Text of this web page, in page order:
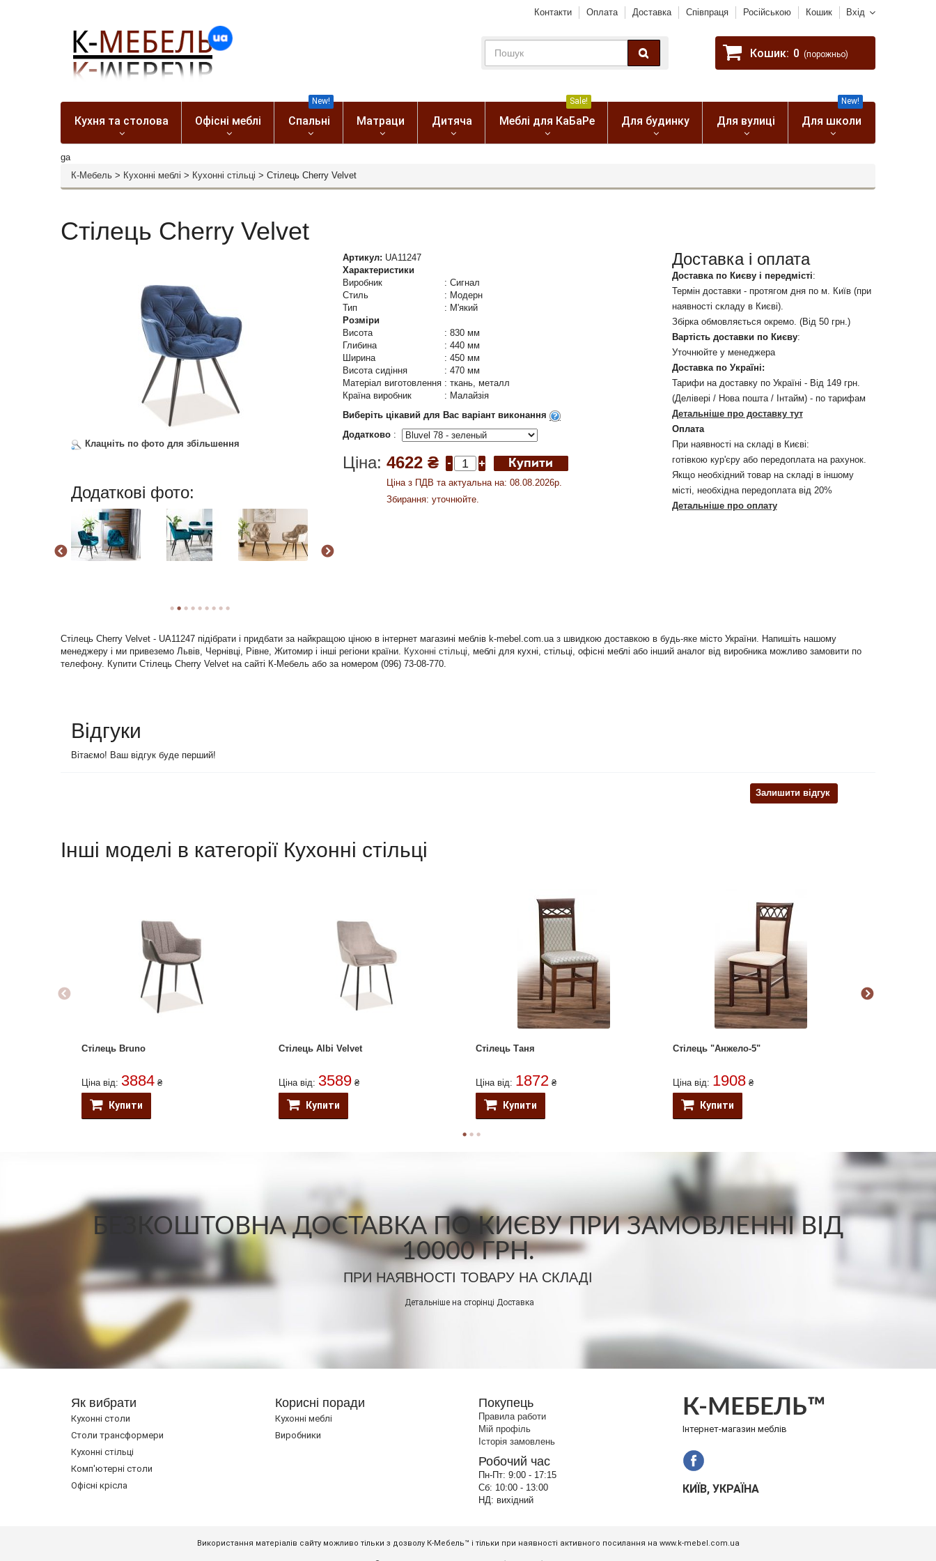
Вхід
Контакти Оплата Доставка Співпраця Російською Кошик
Кошик: 0 (порожньо)
Кухня та столова Офісні меблі Спальні
New!
Матраци Дитяча Меблі для КаБаРе
Sale!
Для будинку Для вулиці Для школи
New!
ga
К-Мебель > Кухонні меблі > Кухонні стільці > Стілець Cherry Velvet
Стілець Cherry Velvet
Клацніть по фото для збільшення
Додаткові фото:
Артикул: UA11247
Характеристики
Виробник
: Сигнал
Стиль
: Модерн
Тип
: М'який
Розміри
Висота
: 830 мм
Глибина
: 440 мм
Ширина
: 450 мм
Висота сидіння
: 470 мм
Матеріал виготовлення : ткань, металл
Країна виробник
: Малайзія
Виберіть цікавий для Вас варіант виконання
Додатково :
Ціна: 4622 ₴
Ціна з ПДВ та актуальна на: 08.08.2026р.
Збирання: уточнюйте.
Доставка і оплата
Доставка по Києву і передмісті:
Термін доставки - протягом дня по м. Київ (при
наявності складу в Києві).
Збірка обмовляється окремо. (Від 50 грн.)
Вартість доставки по Києву:
Уточнюйте у менеджера
Доставка по Україні:
Тарифи на доставку по Україні - Від 149 грн.
(Делівері / Нова пошта / Інтайм) - по тарифам
Детальніше про доставку тут
Оплата
При наявності на складі в Києві:
готівкою кур'єру або передоплата на рахунок.
Якщо необхідний товар на складі в іншому
місті, необхідна передоплата від 20%
Детальніше про оплату
Стілець Cherry Velvet - UA11247 підібрати і придбати за найкращою ціною в інтернет магазині меблів k-mebel.com.ua з швидкою доставкою в будь-яке місто України. Напишіть нашому
менеджеру і ми привеземо Львів, Чернівці, Рівне, Житомир і інші регіони країни. Кухонні стільці, меблі для кухні, стільці, офісні меблі або інший аналог від виробника можливо замовити по
телефону. Купити Стілець Cherry Velvet на сайті К-Мебель або за номером (096) 73-08-770.
Відгуки
Вітаємо! Ваш відгук буде перший!
Залишити відгук
Інші моделі в категорії Кухонні стільці
Стілець Bruno
Ціна від: 3884 ₴
Купити
Стілець Albi Velvet
Ціна від: 3589 ₴
Купити
Стілець Таня
Ціна від: 1872 ₴
Купити
Стілець "Анжело-5"
Ціна від: 1908 ₴
Купити
БЕЗКОШТОВНА ДОСТАВКА ПО КИЄВУ ПРИ ЗАМОВЛЕННІ ВІД
10000 ГРН.
ПРИ НАЯВНОСТІ ТОВАРУ НА СКЛАДІ
Детальніше на сторінці Доставка
Як вибрати
Кухонні столи
Cтоли трансформери
Кухонні стільці
Комп'ютерні столи
Офісні крісла
Корисні поради
Кухонні меблі
Виробники
Використання матеріалів сайту можливо тільки з дозволу К-Мебель™ і тільки при наявності активного посилання на www.k-mebel.com.ua
Покупець
Правила работи
Мій профіль
Історія замовлень
Робочий час
Пн-Пт: 9:00 - 17:15
Сб: 10:00 - 13:00
НД: вихідний
К-МЕБЕЛЬ™
Інтернет-магазин меблів
КИЇВ, УКРАЇНА